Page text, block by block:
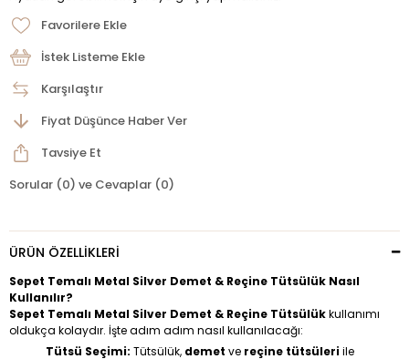
Favorilere Ekle
İstek Listeme Ekle
Karşılaştır
Fiyat Düşünce Haber Ver
Tavsiye Et
Sorular (0) ve Cevaplar (0)
ÜRÜN ÖZELLIKLERI
Sepet Temalı Metal Silver Demet & Reçine Tütsülük Nasıl
Kullanılır?
Sepet Temalı Metal Silver Demet & Reçine Tütsülükkullanımı
oldukça kolaydır. İşte adım adım nasıl kullanılacağı:
Tütsü Seçimi: Tütsülük, demet ve reçine tütsüleriile